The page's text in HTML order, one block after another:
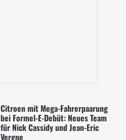
Citroen mit Mega-Fahrerpaarung
bei Formel-E-Debüt: Neues Team
für Nick Cassidy und Jean-Eric
Vergne